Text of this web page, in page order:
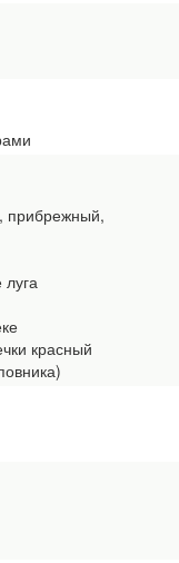
прибрежный,
красный